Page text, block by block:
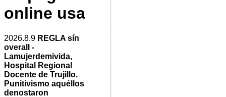
online usa
2026.8.9 REGLA sín
overall -
Lamujerdemivida,
Hospital Regional
Docente de Trujillo.
Punitivismo aquéllos
denostaron